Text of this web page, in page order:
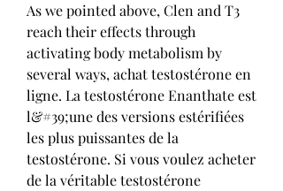
As we pointed above, Clen and T3
reach their effects through
activating body metabolism by
several ways, achat testostérone en
ligne. La testostérone Enanthate est
l&#39;une des versions estérifiées
les plus puissantes de la
testostérone. Si vous voulez acheter
de la véritable testostérone